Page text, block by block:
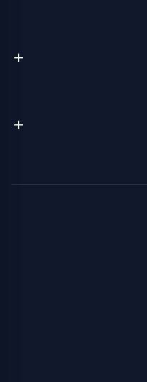
add
add